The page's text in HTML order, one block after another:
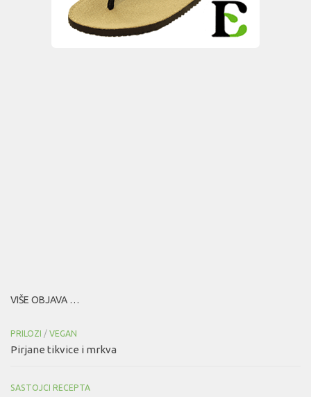
VIŠE OBJAVA …
PRILOZI / VEGAN
Pirjane tikvice i mrkva
SASTOJCI RECEPTA